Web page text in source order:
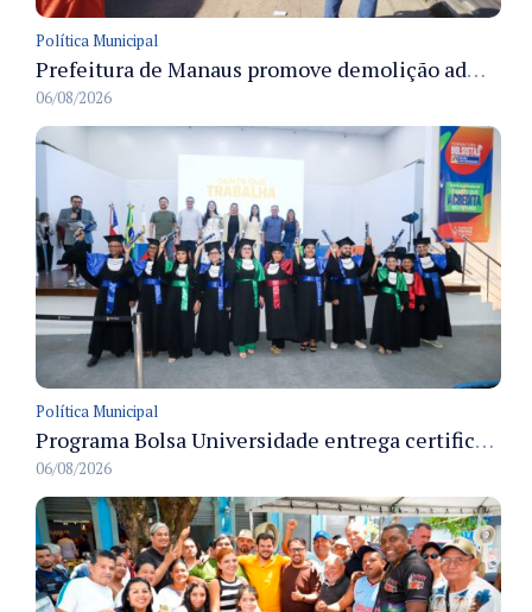
Política Municipal
Prefeitura de Manaus promove demolição administrativa de cinco estruturas que ocupavam calçada pública
06/08/2026
Política Municipal
Programa Bolsa Universidade entrega certificados a formandos em Manaus na sede do Executivo municipal
06/08/2026